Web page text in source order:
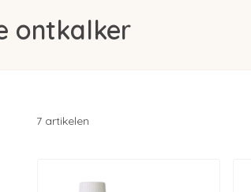
ontkalker
7 artikelen